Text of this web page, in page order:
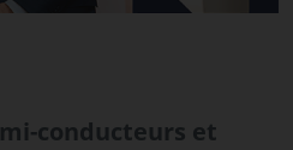
conducteurs et